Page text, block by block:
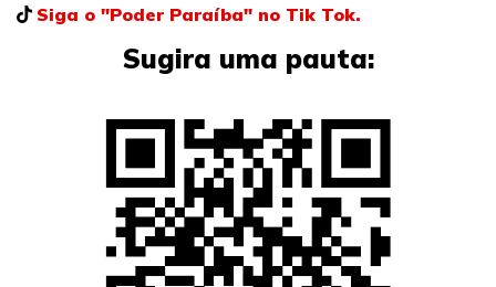
Siga o "Poder Paraíba" no Tik Tok.
Sugira uma pauta: